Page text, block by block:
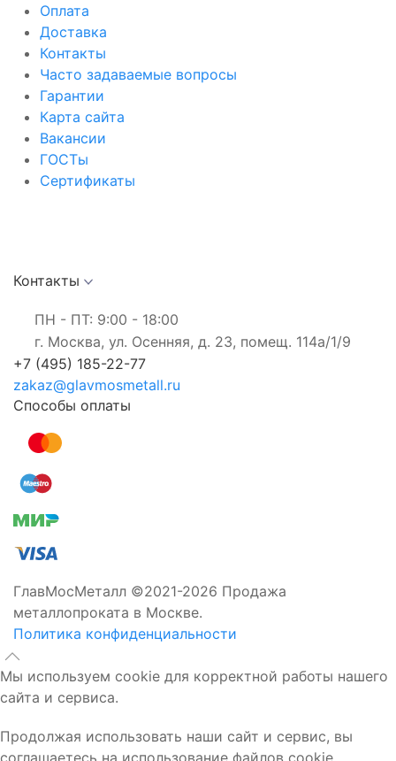
Оплата
Доставка
Контакты
Часто задаваемые вопросы
Гарантии
Карта сайта
Вакансии
ГОСТы
Сертификаты
Контакты
ПН - ПТ: 9:00 - 18:00
г. Москва, ул. Осенняя, д. 23, помещ. 114а/1/9
+7 (495) 185-22-77
zakaz@glavmosmetall.ru
Способы оплаты
ГлавМосМеталл ©2021-2026 Продажа
металлопроката в Москве.
Политика конфиденциальности
Мы используем cookie для корректной работы нашего
сайта и сервиса.
Продолжая использовать наши сайт и сервис, вы
соглашаетесь на использование файлов cookie.